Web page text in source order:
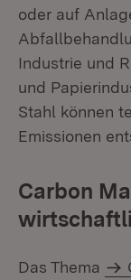
oder auf
Industrie und
und
Stahl können
Emissionen
Carbon
Das Thema